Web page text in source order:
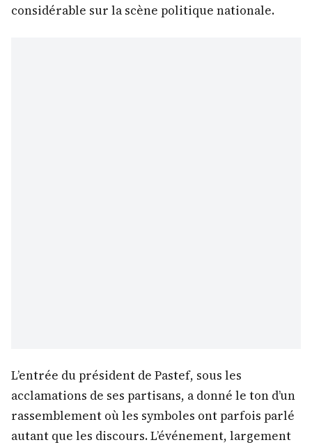
considérable sur la scène politique nationale.
L’entrée du président de Pastef, sous les
acclamations de ses partisans, a donné le ton d’un
rassemblement où les symboles ont parfois parlé
autant que les discours. L’événement, largement